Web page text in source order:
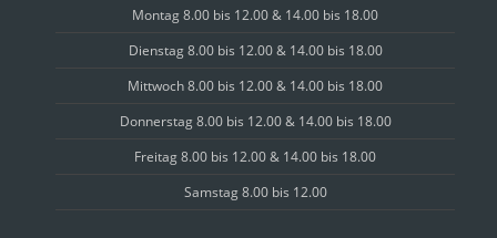
Montag 8.00 bis 12.00 & 14.00 bis 18.00
Dienstag 8.00 bis 12.00 & 14.00 bis 18.00
Mittwoch 8.00 bis 12.00 & 14.00 bis 18.00
Donnerstag 8.00 bis 12.00 & 14.00 bis 18.00
Freitag 8.00 bis 12.00 & 14.00 bis 18.00
Samstag 8.00 bis 12.00